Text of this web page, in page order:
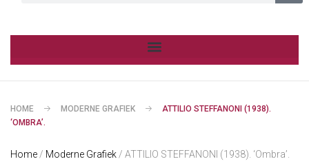
HOME MODERNE GRAFIEK
ATTILIO STEFFANONI (1938).
‘OMBRA’.
Home / Moderne Grafiek / ATTILIO STEFFANONI (1938). ‘Ombra’.